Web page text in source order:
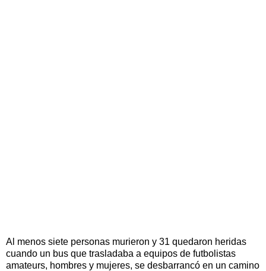
Al menos siete personas murieron y 31 quedaron heridas
cuando un bus que trasladaba a equipos de futbolistas
amateurs, hombres y mujeres, se desbarrancó en un camino